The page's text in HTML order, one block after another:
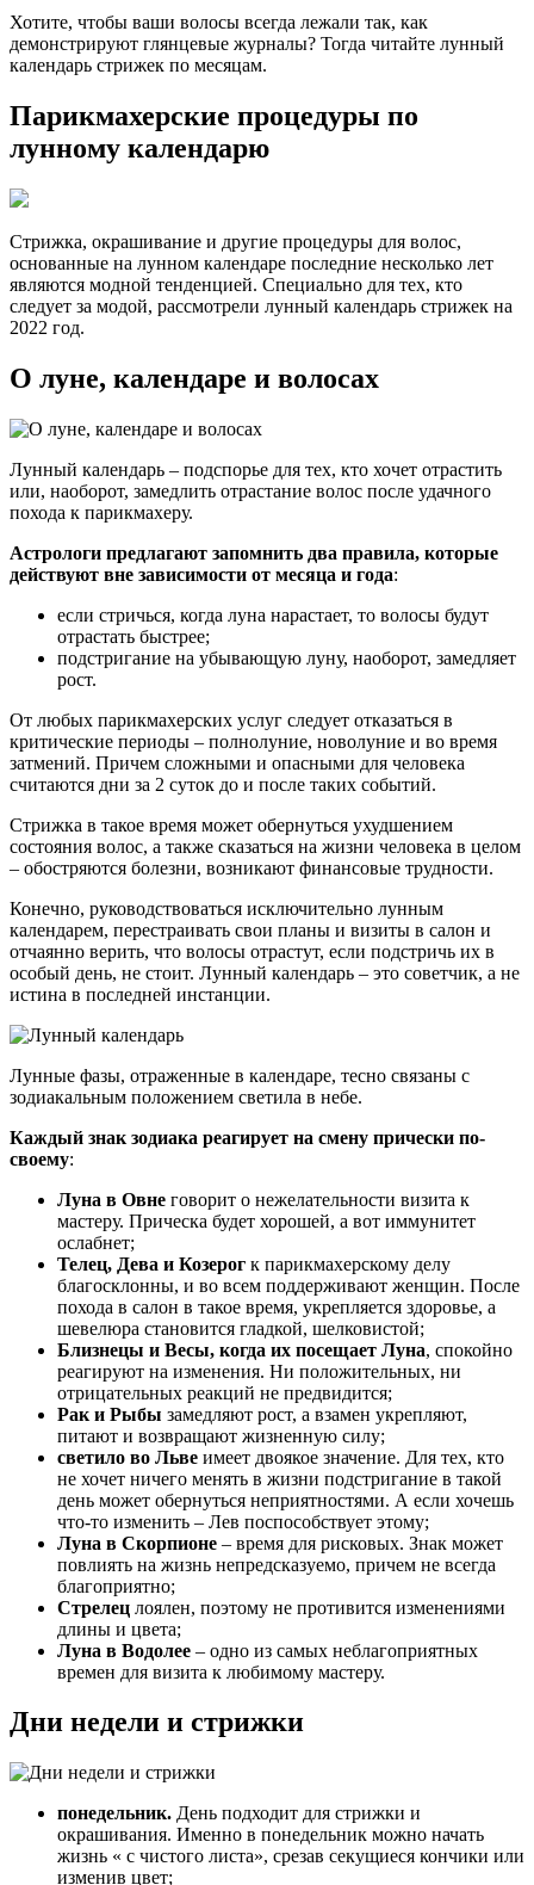
Хотите, чтобы ваши волосы всегда лежали так, как
демонстрируют глянцевые журналы? Тогда читайте лунный
календарь стрижек по месяцам.
Парикмахерские процедуры по
лунному календарю
Стрижка, окрашивание и другие процедуры для волос,
основанные на лунном календаре последние несколько лет
являются модной тенденцией. Специально для тех, кто
следует за модой, рассмотрели лунный календарь стрижек на
2022 год.
О луне, календаре и волосах
Лунный календарь – подспорье для тех, кто хочет отрастить
или, наоборот, замедлить отрастание волос после удачного
похода к парикмахеру.
Астрологи предлагают запомнить два правила, которые
действуют вне зависимости от месяца и года:
если стричься, когда луна нарастает, то волосы будут
отрастать быстрее;
подстригание на убывающую луну, наоборот, замедляет
рост.
От любых парикмахерских услуг следует отказаться в
критические периоды – полнолуние, новолуние и во время
затмений. Причем сложными и опасными для человека
считаются дни за 2 суток до и после таких событий.
Стрижка в такое время может обернуться ухудшением
состояния волос, а также сказаться на жизни человека в целом
– обостряются болезни, возникают финансовые трудности.
Конечно, руководствоваться исключительно лунным
календарем, перестраивать свои планы и визиты в салон и
отчаянно верить, что волосы отрастут, если подстричь их в
особый день, не стоит. Лунный календарь – это советчик, а не
истина в последней инстанции.
Лунные фазы, отраженные в календаре, тесно связаны с
зодиакальным положением светила в небе.
Каждый знак зодиака реагирует на смену прически по-
своему:
Луна в Овне говорит о нежелательности визита к
мастеру. Прическа будет хорошей, а вот иммунитет
ослабнет;
Телец, Дева и Козерог к парикмахерскому делу
благосклонны, и во всем поддерживают женщин. После
похода в салон в такое время, укрепляется здоровье, а
шевелюра становится гладкой, шелковистой;
Близнецы и Весы, когда их посещает Луна, спокойно
реагируют на изменения. Ни положительных, ни
отрицательных реакций не предвидится;
Рак и Рыбы замедляют рост, а взамен укрепляют,
питают и возвращают жизненную силу;
светило во Льве имеет двоякое значение. Для тех, кто
не хочет ничего менять в жизни подстригание в такой
день может обернуться неприятностями. А если хочешь
что-то изменить – Лев поспособствует этому;
Луна в Скорпионе – время для рисковых. Знак может
повлиять на жизнь непредсказуемо, причем не всегда
благоприятно;
Стрелец лоялен, поэтому не противится изменениями
длины и цвета;
Луна в Водолее – одно из самых неблагоприятных
времен для визита к любимому мастеру.
Дни недели и стрижки
понедельник. День подходит для стрижки и
окрашивания. Именно в понедельник можно начать
жизнь « с чистого листа», срезав секущиеся кончики или
изменив цвет;